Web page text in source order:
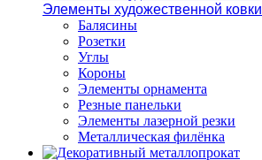
Элементы художественной ковки
Балясины
Розетки
Углы
Короны
Элементы орнамента
Резные панельки
Элементы лазерной резки
Металлическая филёнка